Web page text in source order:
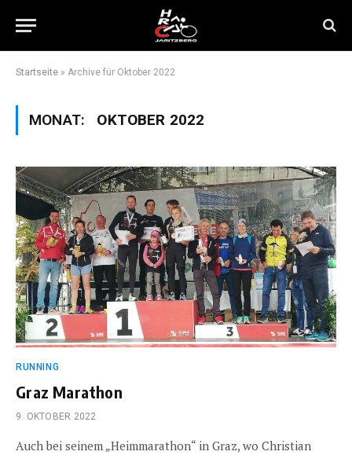
Startseite » Archive für Oktober 2022
MONAT: OKTOBER 2022
RUNNING
Graz Marathon
9. OKTOBER 2022
Auch bei seinem „Heimmarathon“ in Graz, wo Christian